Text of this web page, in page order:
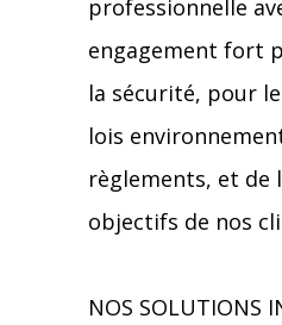
professionnelle
engagement fort
la sécurité, pour
lois
règlements, et de
objectifs de nos
NOS SOLUTIONS